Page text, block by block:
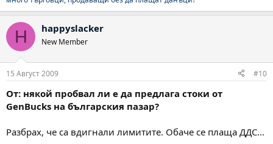
стойност на стоките и всички разходи по доставката им до
България (транспорт, застраховки и т.н). Това означава, че във
митните сборове би трябвало да се изчислят на база цената
плюс разходите за транспорт, ако са за ваша сметка.
H happyslacker
New Member
15 Август 2009 #10
От: някой пробвал ли е да предлага стоки от
GenBucks на българския пазар?
Разбрах, че са вдигнали лимитите. Обаче се плаща ДДС...